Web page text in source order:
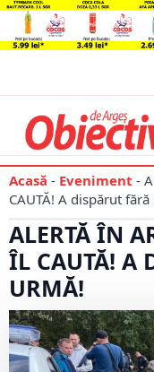
Acasă - Eveniment -
CAUTĂ! A dispărut
ALERTĂ ÎN
ÎL CAUTĂ! A
URMĂ!